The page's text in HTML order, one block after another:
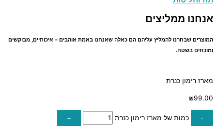
אנחנו ממליצים
המוצרים שבחרנו להמליץ עליהם הם כאלה שאנחנו באמת אוהבים – איכותיים, מבוקשים
ומוכחים בשטח.
מארז רימון כנרת
₪99.00
- כמות של מארז רימון כנרת +